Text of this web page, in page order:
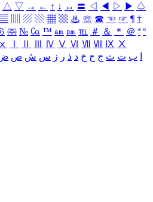
△ ▽ → ← ↑ ↓ ↔ 〓 ◁ ◀ ▷ ▶ ♤
▨ ▧ ▦ ▩ ♨ ☏ ☎ ☜ ☞ ¶ †
㈜ № ㏇ ™ ㏂ ㏘ ℡ ＃ ＆ ＊ ＠ ª º
ⅹ Ⅳ Ⅴ Ⅵ Ⅶ Ⅷ Ⅸ Ⅹ
ب ت ث ج ح خ د ذ ر ز س ش ص